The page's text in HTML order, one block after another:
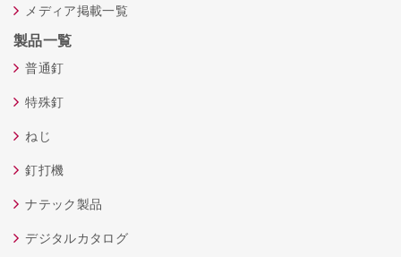
メディア掲載一覧
製品一覧
普通釘
特殊釘
ねじ
釘打機
ナテック製品
デジタルカタログ